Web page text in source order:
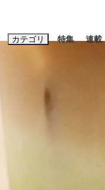
カテゴリ 特集 連載
のキーワードタグ一覧